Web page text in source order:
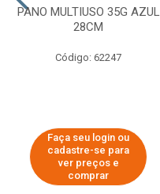
PANO MULTIUSO 35G AZUL
28CM
Código: 62247
Faça seu login ou
cadastre-se para
ver preços e
comprar